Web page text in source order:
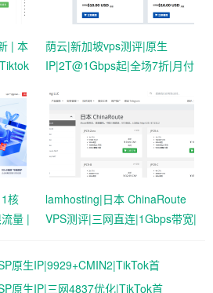
| 本
荫云|新加坡vps测评|原生
IP|2T@1Gbps起|全场7折|月付
连
核
量 |
lamhosting|日本 ChinaRoute
VPS测评|三网直连|1Gbps带宽|
&ChatGPT
原生IP|9929+CMIN2|TikTok首
原生IP|三网4837优化|TikTok首